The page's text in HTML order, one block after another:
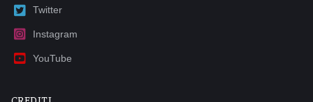
Twitter
Instagram
YouTube